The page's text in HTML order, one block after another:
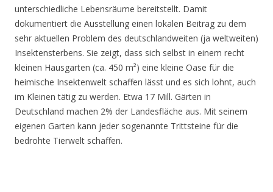
unterschiedliche Lebensräume bereitstellt. Damit
dokumentiert die Ausstellung einen lokalen Beitrag zu dem
sehr aktuellen Problem des deutschlandweiten (ja weltweiten)
Insektensterbens. Sie zeigt, dass sich selbst in einem recht
kleinen Hausgarten (ca. 450 m²) eine kleine Oase für die
heimische Insektenwelt schaffen lässt und es sich lohnt, auch
im Kleinen tätig zu werden. Etwa 17 Mill. Gärten in
Deutschland machen 2% der Landesfläche aus. Mit seinem
eigenen Garten kann jeder sogenannte Trittsteine für die
bedrohte Tierwelt schaffen.